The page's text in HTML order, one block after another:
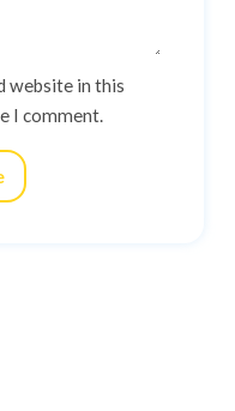
website in this
I comment.